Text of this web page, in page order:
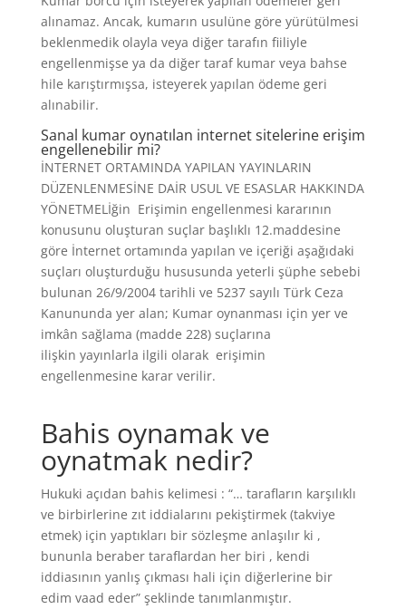
alınamaz. Ancak, kumarın usulüne göre yürütülmesi
beklenmedik olayla veya diğer tarafın fiiliyle
engellenmişse ya da diğer taraf kumar veya bahse
hile karıştırmışsa, isteyerek yapılan ödeme geri
alınabilir.
Sanal kumar oynatılan internet sitelerine erişim
engellenebilir mi?
İNTERNET ORTAMINDA YAPILAN YAYINLARIN
DÜZENLENMESİNE DAİR USUL VE ESASLAR HAKKINDA
YÖNETMELİğin Erişimin engellenmesi kararının
konusunu oluşturan suçlar başlıklı 12.maddesine
göre İnternet ortamında yapılan ve içeriği aşağıdaki
suçları oluşturduğu hususunda yeterli şüphe sebebi
bulunan 26/9/2004 tarihli ve 5237 sayılı Türk Ceza
Kanununda yer alan; Kumar oynanması için yer ve
imkân sağlama (madde 228) suçlarına
ilişkin yayınlarla ilgili olarak erişimin
engellenmesine karar verilir.
Bahis oynamak ve
oynatmak nedir?
Hukuki açıdan bahis kelimesi : “… tarafların karşılıklı
ve birbirlerine zıt iddialarını pekiştirmek (takviye
etmek) için yaptıkları bir sözleşme anlaşılır ki ,
bununla beraber taraflardan her biri , kendi
iddiasının yanlış çıkması hali için diğerlerine bir
edim vaad eder” şeklinde tanımlanmıştır.